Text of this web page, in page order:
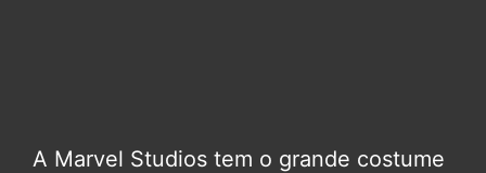
A Marvel Studios tem o grande costume